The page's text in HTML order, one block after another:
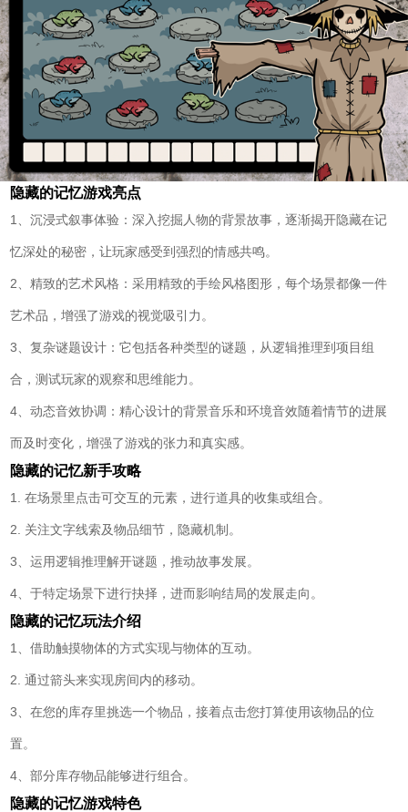
隐藏的记忆游戏亮点
1、沉浸式叙事体验：深入挖掘人物的背景故事，逐渐揭开隐藏在记
忆深处的秘密，让玩家感受到强烈的情感共鸣。
2、精致的艺术风格：采用精致的手绘风格图形，每个场景都像一件
艺术品，增强了游戏的视觉吸引力。
3、复杂谜题设计：它包括各种类型的谜题，从逻辑推理到项目组
合，测试玩家的观察和思维能力。
4、动态音效协调：精心设计的背景音乐和环境音效随着情节的进展
而及时变化，增强了游戏的张力和真实感。
隐藏的记忆新手攻略
1. 在场景里点击可交互的元素，进行道具的收集或组合。
2. 关注文字线索及物品细节，隐藏机制。
3、运用逻辑推理解开谜题，推动故事发展。
4、于特定场景下进行抉择，进而影响结局的发展走向。
隐藏的记忆玩法介绍
1、借助触摸物体的方式实现与物体的互动。
2. 通过箭头来实现房间内的移动。
3、在您的库存里挑选一个物品，接着点击您打算使用该物品的位
置。
4、部分库存物品能够进行组合。
隐藏的记忆游戏特色